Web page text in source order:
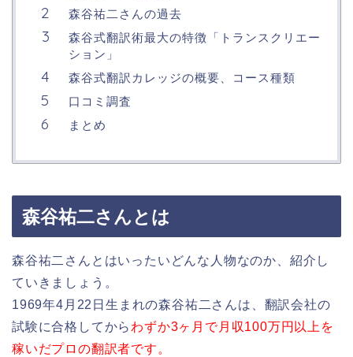
森谷祐二さんの過去
森谷式翻訳術最大の特徴「トランスクリエー
ション」
森谷式翻訳カレッジの概要、コース種類
口コミ調査
まとめ
森谷祐二さんとは
森谷祐二さんとはいったいどんな人物なのか、紹介し
ていきましょう。
1969年4月22日生まれの森谷祐二さんは、翻訳会社の
試験に合格してからわずか3ヶ月で月収100万円以上を
稼いだプロの翻訳者です。